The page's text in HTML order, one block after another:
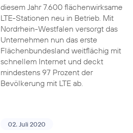
diesem Jahr 7.600 flächenwirksame
LTE-Stationen neu in Betrieb. Mit
Nordrhein-Westfalen versorgt das
Unternehmen nun das erste
Flächenbundesland weitflächig mit
schnellem Internet und deckt
mindestens 97 Prozent der
Bevölkerung mit LTE ab.
02. Juli 2020